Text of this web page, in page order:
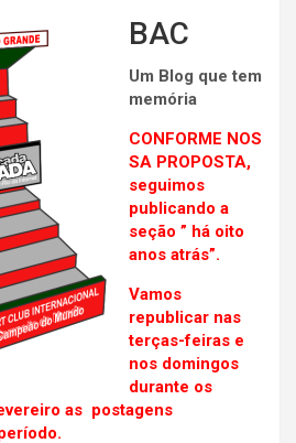
BAC
Um Blog que tem
memória
CONFORME NOS
SA PROPOSTA,
seguimos
publicando a
seção ” há oito
anos atrás”.
Vamos
republicar nas
terças-feiras e
nos domingos
durante os
as postagens